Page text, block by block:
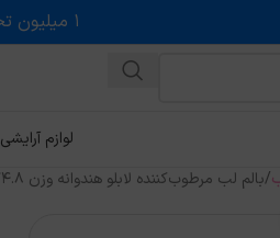
۱ میلیون تخفیف روی حداقل خرید ۵ میلیونی با کد روبه رو در درگاه اسنپ پی
لوازم آرایشی
بالم لب مرطوب‌کننده لابلو هندوانه وزن 4.8گرم